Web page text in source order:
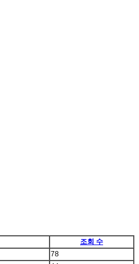
조회 수
78